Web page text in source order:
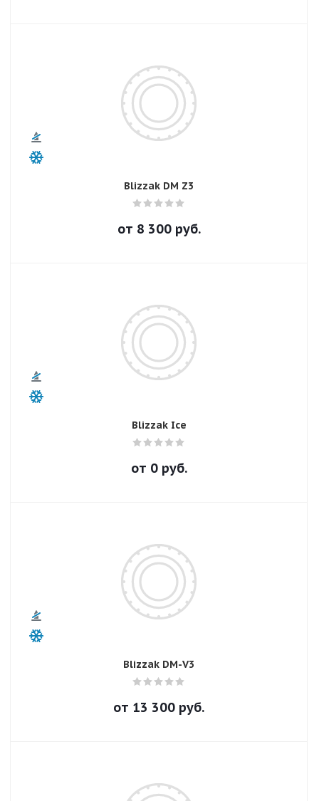
Blizzak DM Z3
от 8 300руб.
Blizzak Ice
от 0руб.
Blizzak DM-V3
от 13 300 руб.